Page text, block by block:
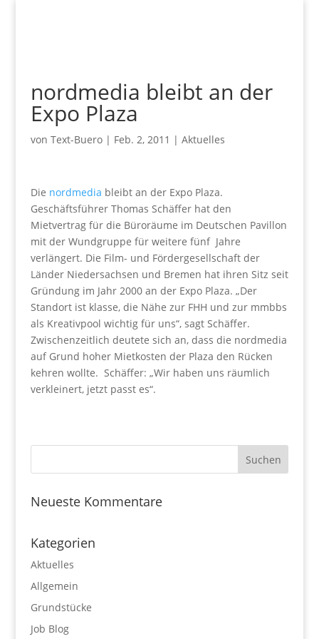
nordmedia bleibt an der
Expo Plaza
von Text-Buero| Feb. 2, 2011 | Aktuelles
Die nordmedia bleibt an der Expo Plaza.
Geschäftsführer Thomas Schäffer hat den
Mietvertrag für die Büroräume im Deutschen Pavillon
mit der Wundgruppe für weitere fünf Jahre
verlängert. Die Film- und Fördergesellschaft der
Länder Niedersachsen und Bremen hat ihren Sitz seit
Gründung im Jahr 2000 an der Expo Plaza. „Der
Standort ist klasse, die Nähe zur FHH und zur mmbbs
als Kreativpool wichtig für uns“, sagt Schäffer.
Zwischenzeitlich deutete sich an, dass die nordmedia
auf Grund hoher Mietkosten der Plaza den Rücken
kehren wollte. Schäffer: „Wir haben uns räumlich
verkleinert, jetzt passt es“.
Neueste Kommentare
Kategorien
Aktuelles
Allgemein
Grundstücke
Job Blog